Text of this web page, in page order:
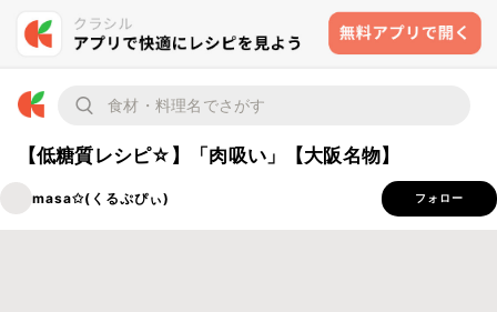
【低糖質レシピ☆】「肉吸い」【大阪名物】
masa✩(くるぷぴぃ) フォロー